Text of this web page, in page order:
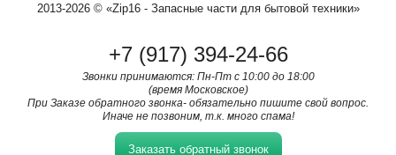
2013-2026 © «Zip16 - Запасные части для бытовой техники»
+7 (917) 394-24-66
Звонки принимаются: Пн-Пт с 10:00 до 18:00
(время Московское)
При Заказе обратного звонка- обязательно пишите свой вопрос.
Иначе не позвоним, т.к. много спама!
Заказать обратный звонок